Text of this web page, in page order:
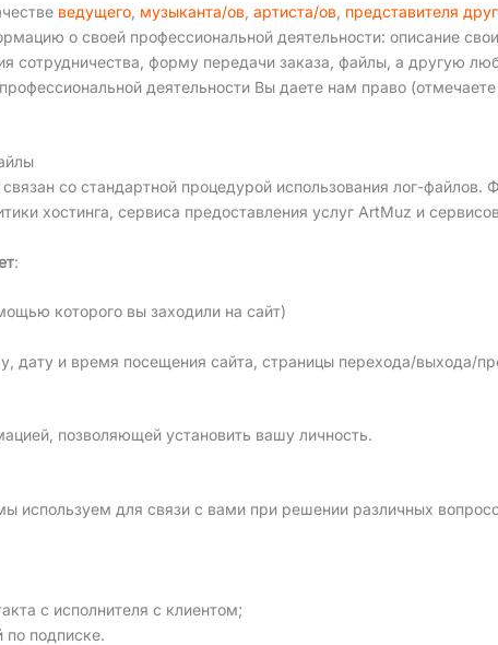
ведущего музыканта/ов артиста/ов представителя
о своей профессиональной деятельности: описание
сотрудничества, форму передачи заказа, файлы, а другую
деятельности Вы даете нам право (отмечаете
со стандартной процедурой использования лог-файлов.
хостинга, сервиса предоставления услуг ArtMuz и
:
которого вы заходили на сайт)
дату и время посещения сайта, страницы перехода/выхода/
позволяющей установить вашу личность.
используем для связи с вами при решении различных
с исполнителя с клиентом;
по подписке.